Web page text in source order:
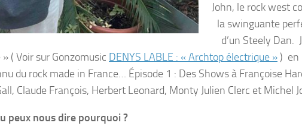
John, le rock west
la swinguante
d’un Steely Dan.
( Voir sur Gonzomusic DENYS LABLE : « Archtop électrique » ) en
du rock made in France… Épisode 1 : Des Shows à Françoise
Claude François, Herbert Leonard, Monty Julien Clerc et Michel
peux nous dire pourquoi ?